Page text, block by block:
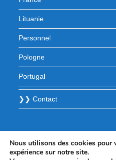
Lituanie
Personnel
Pologne
Portugal
❯❯ Contact
Nous utilisons des cookies
expérience sur notre site.